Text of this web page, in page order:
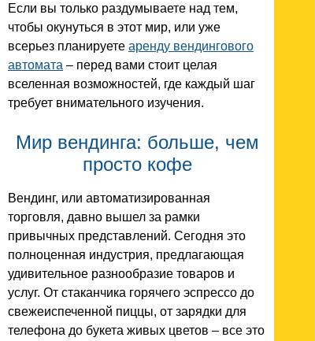
Если вы только раздумываете над тем,
чтобы окунуться в этот мир, или уже
всерьез планируете аренду вендингового
автомата – перед вами стоит целая
вселенная возможностей, где каждый шаг
требует внимательного изучения.
Мир вендинга: больше, чем
просто кофе
Вендинг, или автоматизированная
торговля, давно вышел за рамки
привычных представлений. Сегодня это
полноценная индустрия, предлагающая
удивительное разнообразие товаров и
услуг. От стаканчика горячего эспрессо до
свежеиспеченной пиццы, от зарядки для
телефона до букета живых цветов – все это